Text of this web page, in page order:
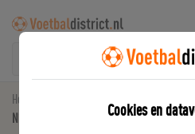
Home
Nike Tech fleecebroek met open zoom voor
Cookies en